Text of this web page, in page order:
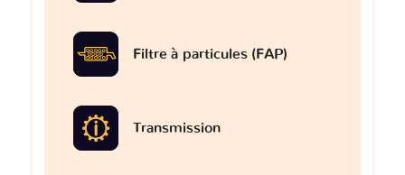
Filtre à particules (FAP)
Transmission